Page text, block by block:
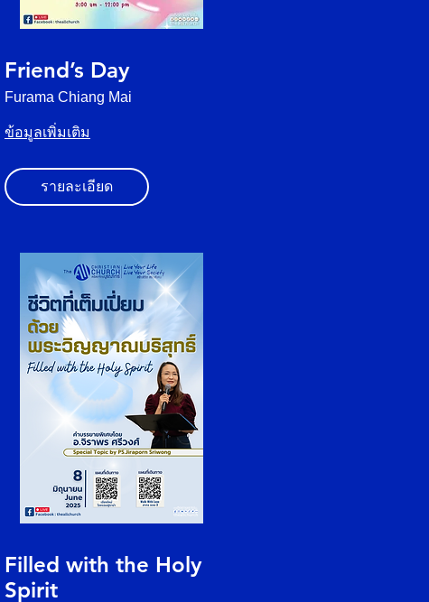
Friend’s Day
Furama Chiang Mai
ข้อมูลเพิ่มเติม
รายละเอียด
Filled with the Holy
Spirit